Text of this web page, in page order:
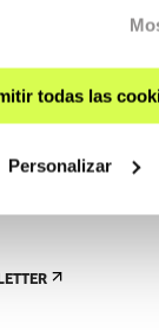
todas las
Personalizar